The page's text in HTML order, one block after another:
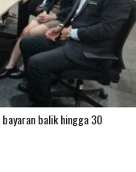
balik hingga 30